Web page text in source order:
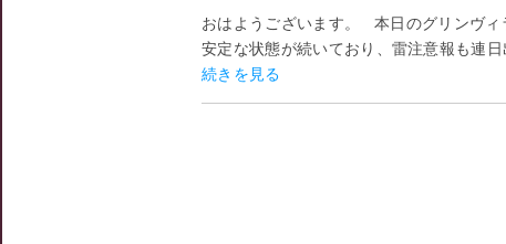
おはようございます。 本日のグリンヴ
安定な状態が続いており、雷注意報も連
続きを見る